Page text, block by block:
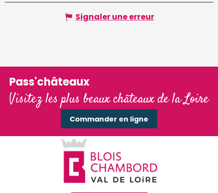
Signaler une erreur
Pass'châteaux
Visitez les plus beaux châteaux de la Loire
Commander en ligne